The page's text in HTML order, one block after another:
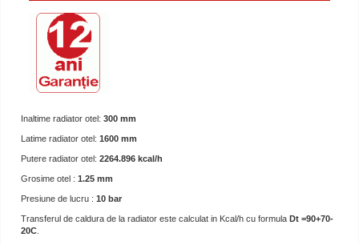
Inaltime radiator otel: 300 mm
Latime radiator otel: 1600 mm
Putere radiator otel: 2264.896 kcal/h
Grosime otel : 1.25 mm
Presiune de lucru : 10 bar
Transferul de caldura de la radiator este calculat in Kcal/h cu formula Dt =90+70-
20C